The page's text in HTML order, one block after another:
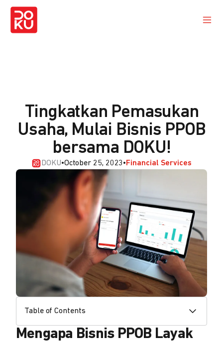
Tingkatkan Pemasukan
Usaha, Mulai Bisnis PPOB
bersama DOKU!
DOKU•October 25, 2023•Financial Services
Table of Contents
Mengapa Bisnis PPOB Layak